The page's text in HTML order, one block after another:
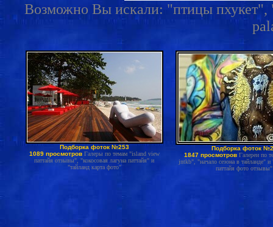
Возможно Вы искали: "птицы пхукет",
Подборка фоток №253
1089 просмотров Галеры по темам "island view
паттайя отзывы", "кокосовая лагуна паттайя" и
"тайланд карта фото"
Подборка фоток
1847 просмотров Галереи по
jntkb", "начало сезона в тайланде" и
паттайя фото отзывы"